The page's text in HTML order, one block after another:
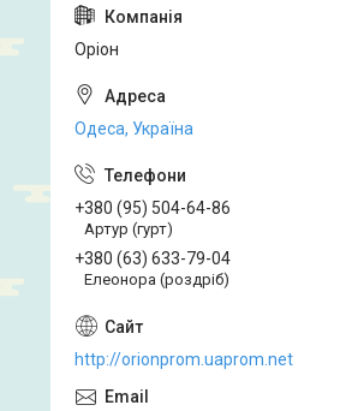
Оріон
Одеса, Україна
+380 (95) 504-64-86
Артур (гурт)
+380 (63) 633-79-04
Елеонора (роздріб)
http://orionprom.uaprom.net